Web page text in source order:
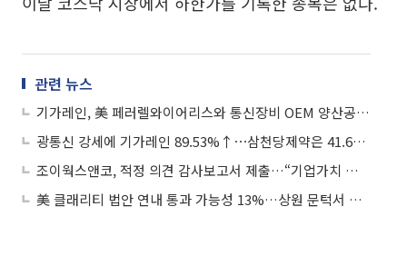
관련 뉴스
기가레인, 美 페러렐와이어리스와 통신장비 OEM 양산공급 계약…글로벌 통신장비 파트너 도약
광통신 강세에 기가레인 89.53%↑⋯삼천당제약은 41.67%↓
조이웍스앤코, 적정 의견 감사보고서 제출…“기업가치 제고에 최선”
美 클래리티 법안 연내 통과 가능성 13%…상원 문턱서 제동